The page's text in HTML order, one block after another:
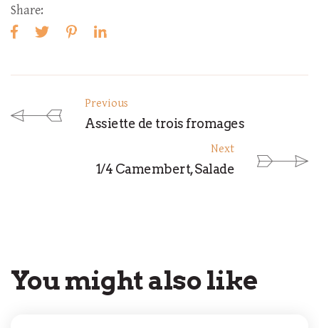
Share:
Previous
Assiette de trois fromages
Next
1/4 Camembert, Salade
You might also like